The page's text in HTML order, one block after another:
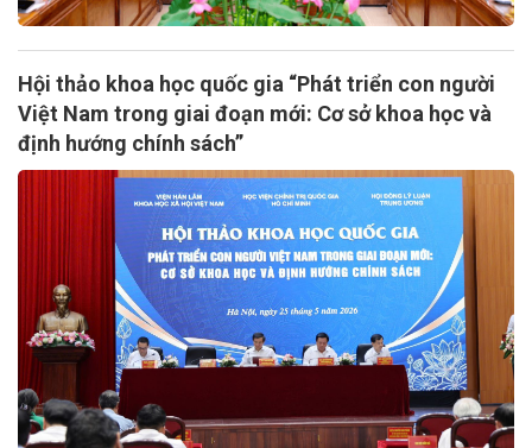
Hội thảo khoa học quốc gia “Phát triển con người
Việt Nam trong giai đoạn mới: Cơ sở khoa học và
định hướng chính sách”